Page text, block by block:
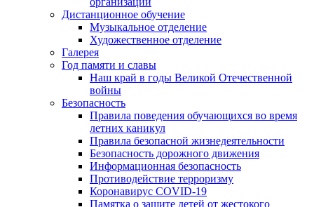
Дистанционное обучение
Музыкальное отделение
Художественное отделение
Галерея
Год памяти и славы
Наш край в годы Великой Отечественной
войны
Безопасность
Правила поведения обучающихся во время
летних каникул
Правила безопасной жизнедеятельности
Безопасность дорожного движения
Информационная безопасность
Противодействие терроризму
Коронавирус COVID-19
Памятка о защите детей от жестокого